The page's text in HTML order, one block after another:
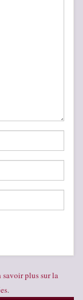
savoir plus sur la
.